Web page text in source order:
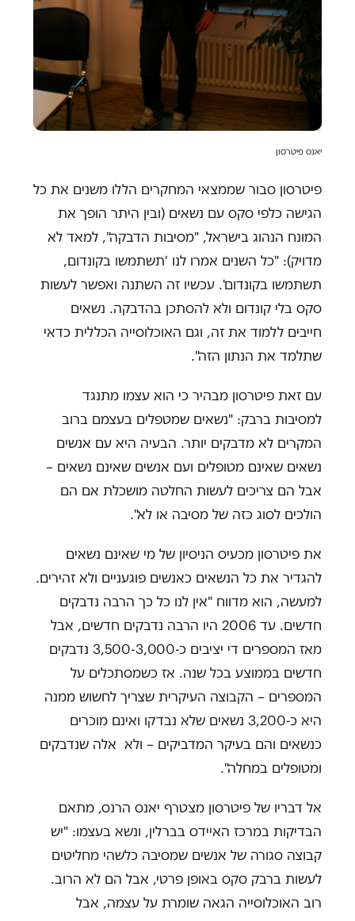
יאנס פיטרסון
פיטרסון סבור שממצאי המחקרים הללו משנים את כל
הגישה כלפי סקס עם נשאים (ובין היתר הופך את
המונח הנהוג בישראל, "מסיבות הדבקה", למאד לא
מדויק): "כל השנים אמרו לנו 'תשתמשו בקונדום,
תשתמשו בקונדום'. עכשיו זה השתנה ואפשר לעשות
סקס בלי קונדום ולא להסתכן בהדבקה. נשאים
חייבים ללמוד את זה, וגם האוכלוסייה הכללית כדאי
שתלמד את הנתון הזה".
עם זאת פיטרסון מבהיר כי הוא עצמו מתנגד
למסיבות ברבק: "נשאים שמטפלים בעצמם ברוב
המקרים לא מדבקים יותר. הבעיה היא עם אנשים
נשאים שאינם מטופלים ועם אנשים שאינם נשאים –
אבל הם צריכים לעשות החלטה מושכלת אם הם
הולכים לסוג כזה של מסיבה או לא".
את פיטרסון מכעיס הניסיון של מי שאינם נשאים
להגדיר את כל הנשאים כאנשים פוגעניים ולא זהירים.
למעשה, הוא מדווח "אין לנו כל כך הרבה נדבקים
חדשים. עד 2006 היו הרבה נדבקים חדשים, אבל
מאז המספרים די יציבים כ-3,500-3,000 נדבקים
חדשים בממוצע בכל שנה. אז כשמסתכלים על
המספרים – הקבוצה העיקרית שצריך לחשוש ממנה
היא כ-3,200 נשאים שלא נבדקו ואינם מוכרים
כנשאים והם בעיקר המדביקים – ולא אלה שנדבקים
ומטופלים במחלה".
אל דבריו של פיטרסון מצטרף יאנס הרנס, מתאם
הבדיקות במרכז האיידס בברלין, ונשא בעצמו: "יש
קבוצה סגורה של אנשים שמסיבה כלשהי מחליטים
לעשות ברבק סקס באופן פרטי, אבל הם לא הרוב.
רוב האוכלוסייה הגאה שומרת על עצמה, אבל